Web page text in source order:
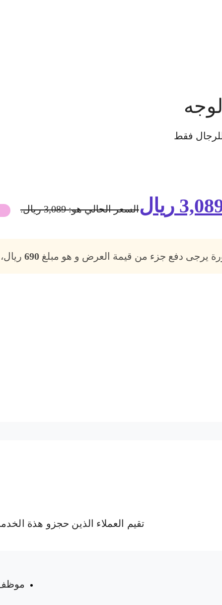
للرجال فقط
ريالالسعر الحالي هو: 3,089 ريال.
يرجى دفع جزء من قيمة العرض و هو مبلغ690
تقيم العملاء الذين حجزو هذة